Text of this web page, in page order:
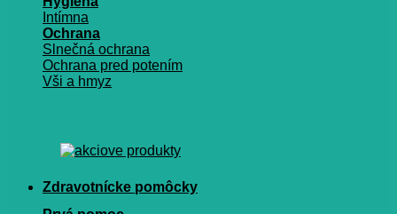
Intímna
Ochrana
Slnečná ochrana
Ochrana pred potením
Vši a hmyz
Zdravotnícke pomôcky